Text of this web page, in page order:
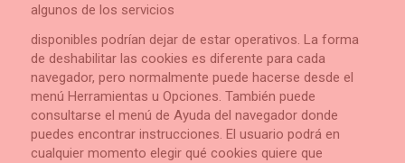
algunos de los servicios
disponibles podrían dejar de estar operativos. La forma
de deshabilitar las cookies es diferente para cada
navegador, pero normalmente puede hacerse desde el
menú Herramientas u Opciones. También puede
consultarse el menú de Ayuda del navegador donde
puedes encontrar instrucciones. El usuario podrá en
cualquier momento elegir qué cookies quiere que